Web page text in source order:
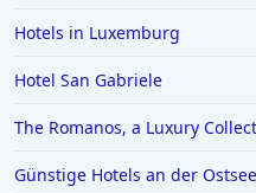
Hotels in Luxemburg
Hotel San Gabriele
The Romanos, a Luxury
Günstige Hotels an der Ostsee